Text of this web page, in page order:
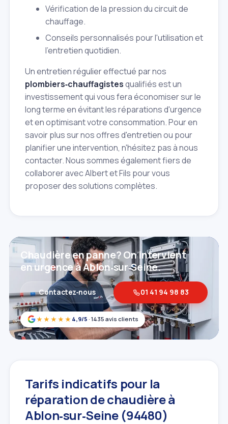
Vérification de la pression du circuit de
chauffage.
Conseils personnalisés pour l'utilisation et
l'entretien quotidien.
Un entretien régulier effectué par nos
plombiers‑chauffagistesqualifiés est un
investissement qui vous fera économiser sur le
long terme en évitant les réparations d'urgence
et en optimisant votre consommation. Pour en
savoir plus sur nos offres d'entretien ou pour
planifier une intervention, n'hésitez pas à nous
contacter. Nous sommes également fiers de
collaborer avec Albert et Fils pour vous
proposer des solutions complètes.
★★★★★ 4,9/5 · 1435 avis clients
Chaudière en panne? On intervient
en urgence à Ablon‑sur‑Seine.
Contactez‑nous 01 41 94 98 83
Tarifs indicatifs pour la
réparation de chaudière à
Ablon‑sur‑Seine (94480)